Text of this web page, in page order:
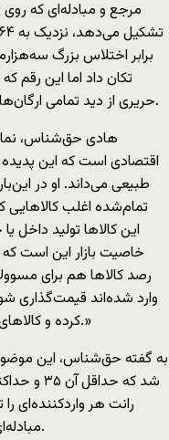
برابر اختلاس بزرگ
تکان داد اما اين رقم
حريری از ديد تمامی ارگان‌های نظارتی و حتی مجلس به دور مانده است.
هادی حق‌شناس،
اقتصادی است که اين پديده
طبيعی می‌داند. او در
تمام‌شده اغلب کالاهايی
اين کالاها توليد داخل
خاصيت بازار اين است که
رصد کالاها هم برای
وارد شده‌اند قيمت‌گذاری
کرده و کالاهای خود را براساس دلار آزاد قيمت‌گذاری کردند.»
به گفته حق‌شناس، اين
رانت هر واردکننده‌ای
مبادله‌ای وارد کرده و با نرخ ارز آزاد قيمت‌گذاری کند.